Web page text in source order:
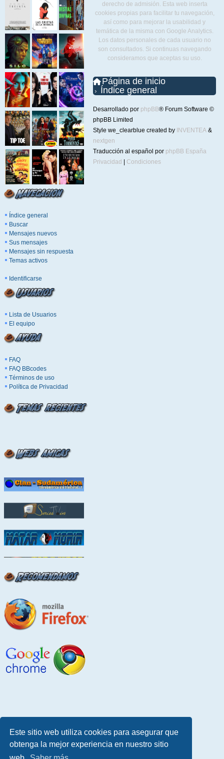
Este sitio web utiliza cookies para asegurar que
obtenga la mejor experiencia en nuestro sitio
Índice general
Buscar
Mensajes nuevos
Sus mensajes
Mensajes sin respuesta
Temas activos
Identificarse
Lista de Usuarios
El equipo
FAQ
FAQ BBcodes
Términos de uso
Política de Privacidad
derecho de admisión. Esta web inserta
cookies propias para facilitar tu navegación,
así como para mejorar la usabilidad y
temática de la misma con Google Analytics.
Los datos personales de cada usuario no
son consultados. Si continuas navegando
consideramos que aceptas su uso.
Página de inicio
Índice general
Desarrollado por phpBB® Forum Software ©
phpBB Limited
Style we_clearblue created by INVENTEA &
nextgen
Traducción al español por phpBB España
Privacidad
Condiciones